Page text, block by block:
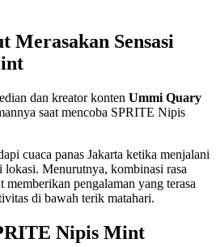
Merasakan Sensasi
dan kreator konten Ummi Quary
saat mencoba SPRITE Nipis
cuaca panas Jakarta ketika menjalani
Menurutnya, kombinasi rasa
memberikan pengalaman yang terasa
di bawah terik matahari.
Nipis Mint